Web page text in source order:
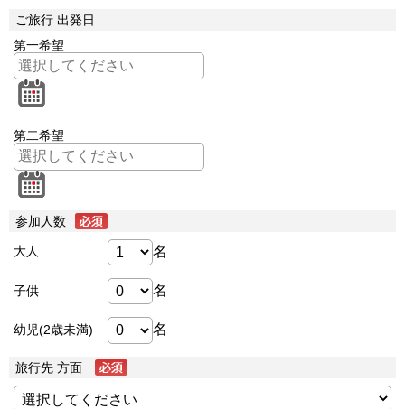
ご旅行 出発日
第一希望
第二希望
参加人数
大人 名
子供 名
幼児(2歳未満) 名
旅行先 方面